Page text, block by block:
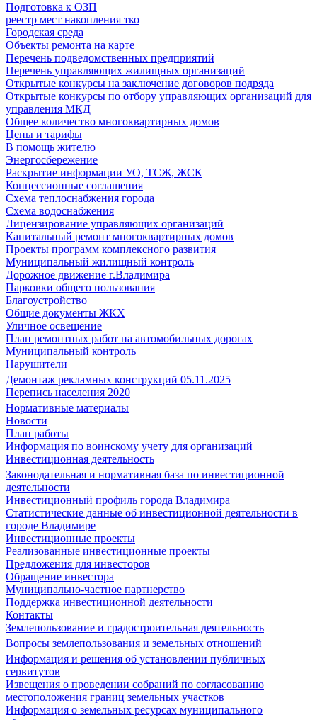
Подготовка к ОЗП
реестр мест накопления тко
Городская среда
Объекты ремонта на карте
Перечень подведомственных предприятий
Перечень управляющих жилищных организаций
Открытые конкурсы на заключение договоров подряда
Открытые конкурсы по отбору управляющих организаций для
управления МКД
Общее количество многоквартирных домов
Цены и тарифы
В помощь жителю
Энергосбережение
Раскрытие информации УО, ТСЖ, ЖСК
Концессионные соглашения
Схема теплоснабжения города
Схема водоснабжения
Лицензирование управляющих организаций
Капитальный ремонт многоквартирных домов
Проекты программ комплексного развития
Муниципальный жилищный контроль
Дорожное движение г.Владимира
Парковки общего пользования
Благоустройство
Общие документы ЖКХ
Уличное освещение
План ремонтных работ на автомобильных дорогах
Муниципальный контроль
Нарушители
Демонтаж рекламных конструкций 05.11.2025
Перепись населения 2020
Нормативные материалы
Новости
План работы
Информация по воинскому учету для организаций
Инвестиционная деятельность
Законодательная и нормативная база по инвестиционной
деятельности
Инвестиционный профиль города Владимира
Статистические данные об инвестиционной деятельности в
городе Владимире
Инвестиционные проекты
Реализованные инвестиционные проекты
Предложения для инвесторов
Обращение инвестора
Муниципально-частное партнерство
Поддержка инвестиционной деятельности
Контакты
Землепользование и градостроительная деятельность
Вопросы землепользования и земельных отношений
Информация и решения об установлении публичных
сервитутов
Извещения о проведении собраний по согласованию
местоположения границ земельных участков
Информация о земельных ресурсах муниципального